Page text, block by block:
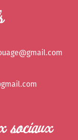
sociaux